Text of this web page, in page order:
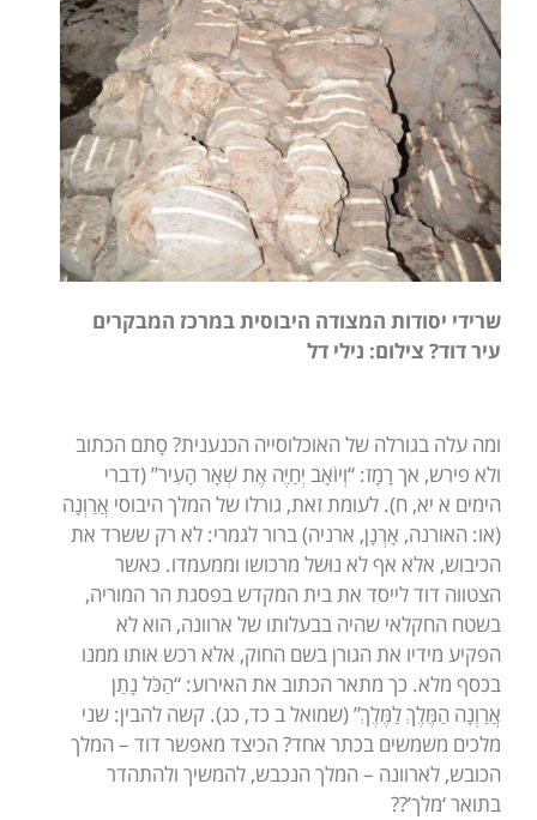
שרידי יסודות המצודה היבוסית במרכז המבקרים
עיר דוד? צילום: נילי דל
ומה עלה בגורלה של האוכלוסייה הכנענית? סָתם הכתוב
ולא פירש, אך רָמָז: “וְיוֹאָב יְחַיֶּה אֶת שְׁאָר הָעִיר” (דברי
הימים א יא, ח). לעומת זאת, גורלו של המלך היבוסי אֲרַוְנָה
(או: האורנה, אָרְנָן, ארניה) ברור לגמרי: לא רק ששרד את
הכיבוש, אלא אף לא נוּשל מרכושו וממעמדו. כאשר
הצטווה דוד לייסד את בית המקדש בפסגת הר המוריה,
בשטח החקלאי שהיה בבעלותו של ארוונה, הוא לא
הפקיע מידיו את הגורן בשם החוק, אלא רכש אותו ממנו
בכסף מלא. כך מתאר הכתוב את האירוע: “הַכֹּל נָתַן
אֲרַוְנָה הַמֶּלֶךְ לַמֶּלֶךְ” (שמואל ב כד, כג). קשה להבין: שני
מלכים משמשים בכתר אחד? הכיצד מאפשר דוד – המלך
הכובש, לארוונה – המלך הנכבש, להמשיך ולהתהדר
בתואר ‘מלך’??